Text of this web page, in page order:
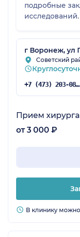
подробные
г Воронеж, ул
Советский
+7 (473) 203-08-53
Прием хирурга
от 3 000 ₽
В клинику